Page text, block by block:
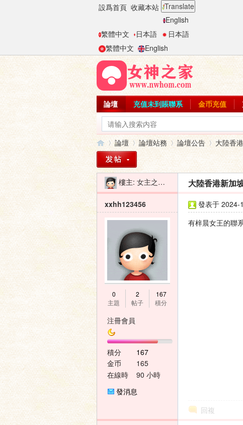
設爲首頁 收藏本站 Translate
English
繁體中文
日本語
日本語
繁體中文
English
論壇 充值未到賬聯系 金币充值
»
論壇
›
論壇站務 論壇公告
›
大陸香
樓主: 女主之家-二麻子 大陸香港新加
xxhh123456
0
主題
2
帖子
167
積分
注冊會員
積分
167
金币
165
在線時
90 小時
發消息
發表于 2024-
有梓晨女王的聯
回複